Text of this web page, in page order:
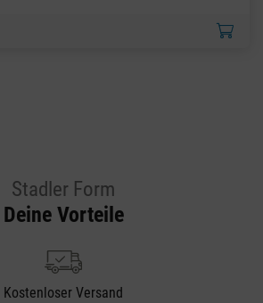
Stadler Form
Deine Vorteile
Kostenloser Versand